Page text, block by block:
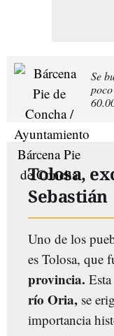
Se
Tolosa,
Sebastián
Uno de los
es Tolosa, que
provincia.
río Oria, se
importancia